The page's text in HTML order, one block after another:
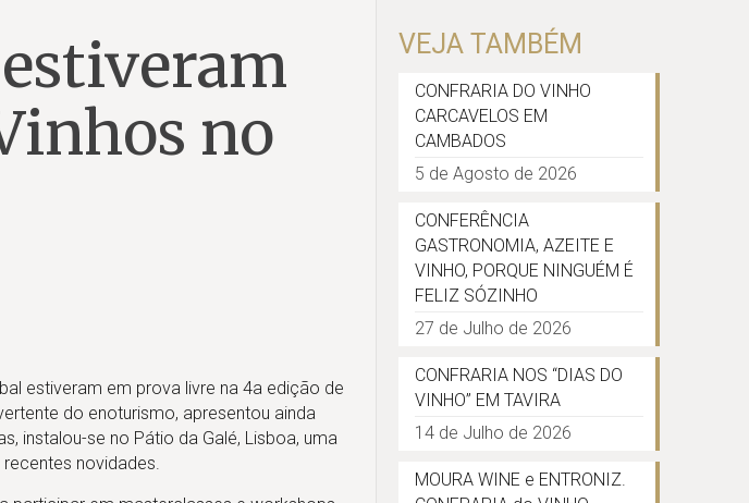
no
estiveram em prova livre na 4a edição de
do enoturismo, apresentou ainda
instalou-se no Pátio da Galé, Lisboa, uma
novidades.
VEJA TAMBÉM
CONFRARIA DO VINHO
CARCAVELOS EM
CAMBADOS
5 de Agosto de 2026
CONFERÊNCIA
GASTRONOMIA, AZEITE E
VINHO, PORQUE NINGUÉM É
FELIZ SÓZINHO
27 de Julho de 2026
CONFRARIA NOS “DIAS DO
VINHO” EM TAVIRA
14 de Julho de 2026
MOURA WINE e ENTRONIZ.